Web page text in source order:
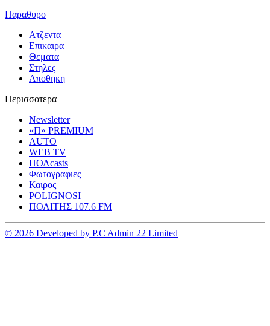
Παραθυρο
Ατζεντα
Επικαιρα
Θεματα
Στηλες
Αποθηκη
Περισσοτερα
Newsletter
«Π» PREMIUM
AUTO
WEB TV
ΠΟΛcasts
Φωτογραφιες
Καιρος
POLIGNOSI
ΠΟΛΙΤΗΣ 107.6 FM
© 2026 Developed by P.C Admin 22 Limited